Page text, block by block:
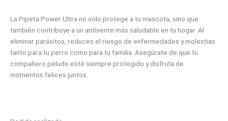
La Pipeta Power Ultra no solo protege a tu mascota, sino que
también contribuye a un ambiente más saludable en tu hogar. Al
eliminar parásitos, reduces el riesgo de enfermedades y molestias
tanto para tu perro como para tu familia. Asegúrate de que tu
compañero peludo esté siempre protegido y disfruta de
momentos felices juntos.